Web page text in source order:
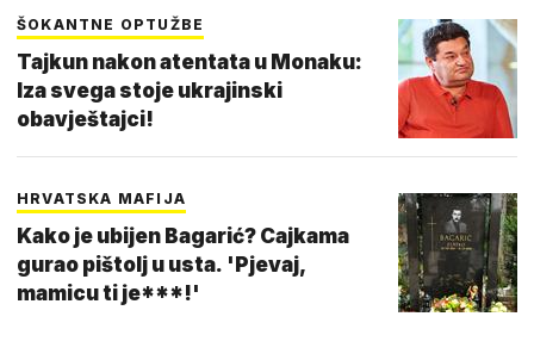
ŠOKANTNE OPTUŽBE
Tajkun nakon atentata u Monaku:
Iza svega stoje ukrajinski
obavještajci!
HRVATSKA MAFIJA
Kako je ubijen Bagarić? Cajkama
gurao pištolj u usta. 'Pjevaj,
mamicu ti je***!'